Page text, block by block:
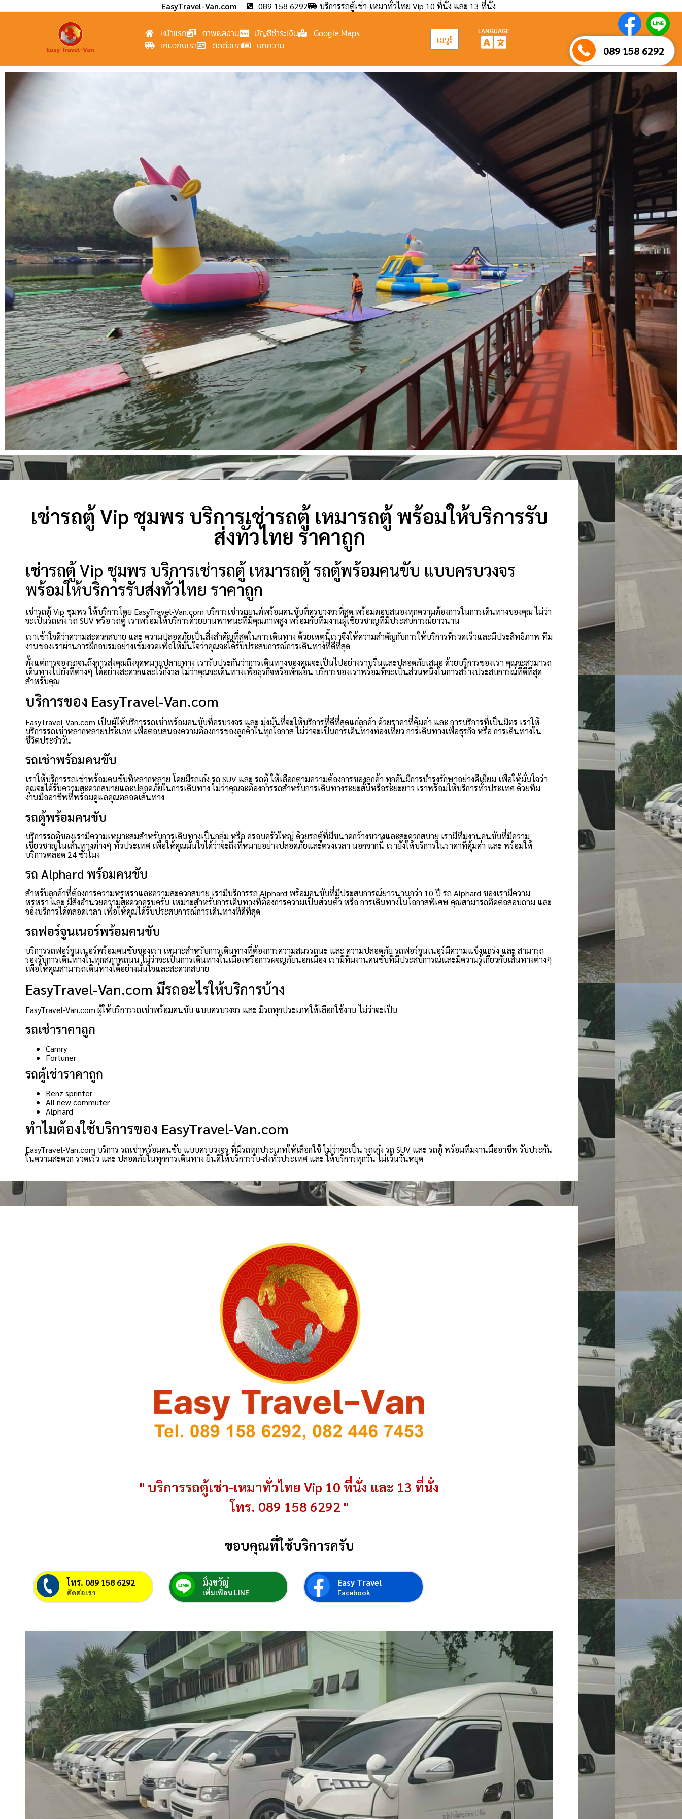
EasyTravel-Van.com 089 158 6292 บริการรถตู้เช่า-เหมาทั่วไทย Vip 10 ที่นั่ง และ 13 ที่นั่ง
หน้าแรก ภาพผลงาน บัญชีชำระเงิน
Google Maps
เกี่ยวกับเรา
ติดต่อเรา บทความ เมนู
LANGUAGE
089 158 6292
เช่ารถตู้ Vip ชุมพร บริการเช่ารถตู้ เหมารถตู้ พร้อมให้บริการรับ
ส่งทั่วไทย ราคาถูก
เช่ารถตู้ Vip ชุมพร บริการเช่ารถตู้ เหมารถตู้ รถตู้พร้อมคนขับ แบบครบวงจร
พร้อมให้บริการรับส่งทั่วไทย ราคาถูก
เช่ารถตู้ Vip ชุมพร ให้บริการโดย EasyTravel-Van.com บริการเช่ารถยนต์พร้อมคนขับที่ครบวงจรที่สุด พร้อมตอบสนองทุกความต้องการในการเดินทางของคุณ ไม่ว่า
จะเป็นรถเก๋ง รถ SUV หรือ รถตู้ เราพร้อมให้บริการด้วยยานพาหนะที่มีคุณภาพสูง พร้อมกับทีมงานผู้เชี่ยวชาญที่มีประสบการณ์ยาวนาน
เราเข้าใจดีว่าความสะดวกสบาย และ ความปลอดภัยเป็นสิ่งสำคัญที่สุดในการเดินทาง ด้วยเหตุนี้เราจึงให้ความสำคัญกับการให้บริการที่รวดเร็วและมีประสิทธิภาพ ทีม
งานของเราผ่านการฝึกอบรมอย่างเข้มงวดเพื่อให้มั่นใจว่าคุณจะได้รับประสบการณ์การเดินทางที่ดีที่สุด
ตั้งแต่การจองรถจนถึงการส่งคุณถึงจุดหมายปลายทาง เรารับประกันว่าการเดินทางของคุณจะเป็นไปอย่างราบรื่นและปลอดภัยเสมอ ด้วยบริการของเรา คุณจะสามารถ
เดินทางไปยังที่ต่างๆ ได้อย่างสะดวกและไร้กังวล ไม่ว่าคุณจะเดินทางเพื่อธุรกิจหรือพักผ่อน บริการของเราพร้อมที่จะเป็นส่วนหนึ่งในการสร้างประสบการณ์ที่ดีที่สุด
สำหรับคุณ
บริการของ EasyTravel-Van.com
EasyTravel-Van.com เป็นผู้ให้บริการรถเช่าพร้อมคนขับที่ครบวงจร และ มุ่งมั่นที่จะให้บริการที่ดีที่สุดแก่ลูกค้า ด้วยราคาที่คุ้มค่า และ การบริการที่เป็นมิตร เราให้
บริการรถเช่าหลากหลายประเภท เพื่อตอบสนองความต้องการของลูกค้าในทุกโอกาส ไม่ว่าจะเป็นการเดินทางท่องเที่ยว การเดินทางเพื่อธุรกิจ หรือ การเดินทางใน
ชีวิตประจำวัน
รถเช่าพร้อมคนขับ
เราให้บริการรถเช่าพร้อมคนขับที่หลากหลาย โดยมีรถเก๋ง รถ SUV และ รถตู้ ให้เลือกตามความต้องการของลูกค้า ทุกคันมีการบำรุงรักษาอย่างดีเยี่ยม เพื่อให้มั่นใจว่า
คุณจะได้รับความสะดวกสบายและปลอดภัยในการเดินทาง ไม่ว่าคุณจะต้องการรถสำหรับการเดินทางระยะสั้นหรือระยะยาว เราพร้อมให้บริการทั่วประเทศ ด้วยทีม
งานมืออาชีพที่พร้อมดูแลคุณตลอดเส้นทาง
รถตู้พร้อมคนขับ
บริการรถตู้ของเรามีความเหมาะสมสำหรับการเดินทางเป็นกลุ่ม หรือ ครอบครัวใหญ่ ด้วยรถตู้ที่มีขนาดกว้างขวางและสะดวกสบาย เรามีทีมงานคนขับที่มีความ
เชี่ยวชาญในเส้นทางต่างๆ ทั่วประเทศ เพื่อให้คุณมั่นใจได้ว่าจะถึงที่หมายอย่างปลอดภัยและตรงเวลา นอกจากนี้ เรายังให้บริการในราคาที่คุ้มค่า และ พร้อมให้
บริการตลอด 24 ชั่วโมง
รถ Alphard พร้อมคนขับ
สำหรับลูกค้าที่ต้องการความหรูหราและความสะดวกสบาย เรามีบริการรถ Alphard พร้อมคนขับที่มีประสบการณ์ยาวนานกว่า 10 ปี รถ Alphard ของเรามีความ
หรูหรา และ มีสิ่งอำนวยความสะดวกครบครัน เหมาะสำหรับการเดินทางที่ต้องการความเป็นส่วนตัว หรือ การเดินทางในโอกาสพิเศษ คุณสามารถติดต่อสอบถาม และ
จองบริการได้ตลอดเวลา เพื่อให้คุณได้รับประสบการณ์การเดินทางที่ดีที่สุด
รถฟอร์จูนเนอร์พร้อมคนขับ
บริการรถฟอร์จูนเนอร์พร้อมคนขับของเรา เหมาะสำหรับการเดินทางที่ต้องการความสมรรถนะ และ ความปลอดภัย รถฟอร์จูนเนอร์มีความแข็งแกร่ง และ สามารถ
รองรับการเดินทางในทุกสภาพถนน ไม่ว่าจะเป็นการเดินทางในเมืองหรือการผจญภัยนอกเมือง เรามีทีมงานคนขับที่มีประสบการณ์และมีความรู้เกี่ยวกับเส้นทางต่างๆ
เพื่อให้คุณสามารถเดินทางได้อย่างมั่นใจและสะดวกสบาย
EasyTravel-Van.com มีรถอะไรให้บริการบ้าง
EasyTravel-Van.com ผู้ให้บริการรถเช่าพร้อมคนขับ แบบครบวงจร และ มีรถทุกประเภทให้เลือกใช้งาน ไม่ว่าจะเป็น
รถเช่าราคาถูก
Camry
Fortuner
รถตู้เช่าราคาถูก
Benz sprinter
All new commuter
Alphard
ทำไมต้องใช้บริการของ EasyTravel-Van.com
EasyTravel-Van.com บริการ รถเช่าพร้อมคนขับ แบบครบวงจร ที่มีรถทุกประเภทให้เลือกใช้ ไม่ว่าจะเป็น รถเก๋ง รถ SUV และ รถตู้ พร้อมทีมงานมืออาชีพ รับประกัน
ในความสะดวก รวดเร็ว และ ปลอดภัยในทุกการเดินทาง ยินดีให้บริการรับ-ส่งทั่วประเทศ และ ให้บริการทุกวัน ไม่เว้นวันหยุด
" บริการรถตู้เช่า-เหมาทั่วไทย Vip 10 ที่นั่ง และ 13 ที่นั่ง
โทร. 089 158 6292 "
ขอบคุณที่ใช้บริการครับ
โทร. 089 158 6292
ติดต่อเรา
มิ่งขวัญ์
เพิ่มเพื่อน LINE
Easy Travel
Facebook